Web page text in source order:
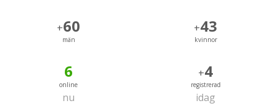
+60
män
+43
kvinnor
6
online
nu
+4
registrerad
idag